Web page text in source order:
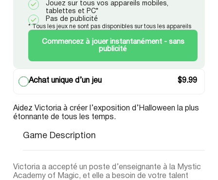
Jouez sur tous vos appareils mobiles,
tablettes et PC*
Pas de publicité
* Tous les jeux ne sont pas disponibles sur tous les appareils
Commencez à jouer instantanément - sans
publicité
Achat unique d’un jeu $9.99
Aidez Victoria à créer l’exposition d’Halloween la plus
étonnante de tous les temps.
Game Description
Victoria a accepté un poste d’enseignante à la Mystic
Academy of Magic, et elle a besoin de votre talent